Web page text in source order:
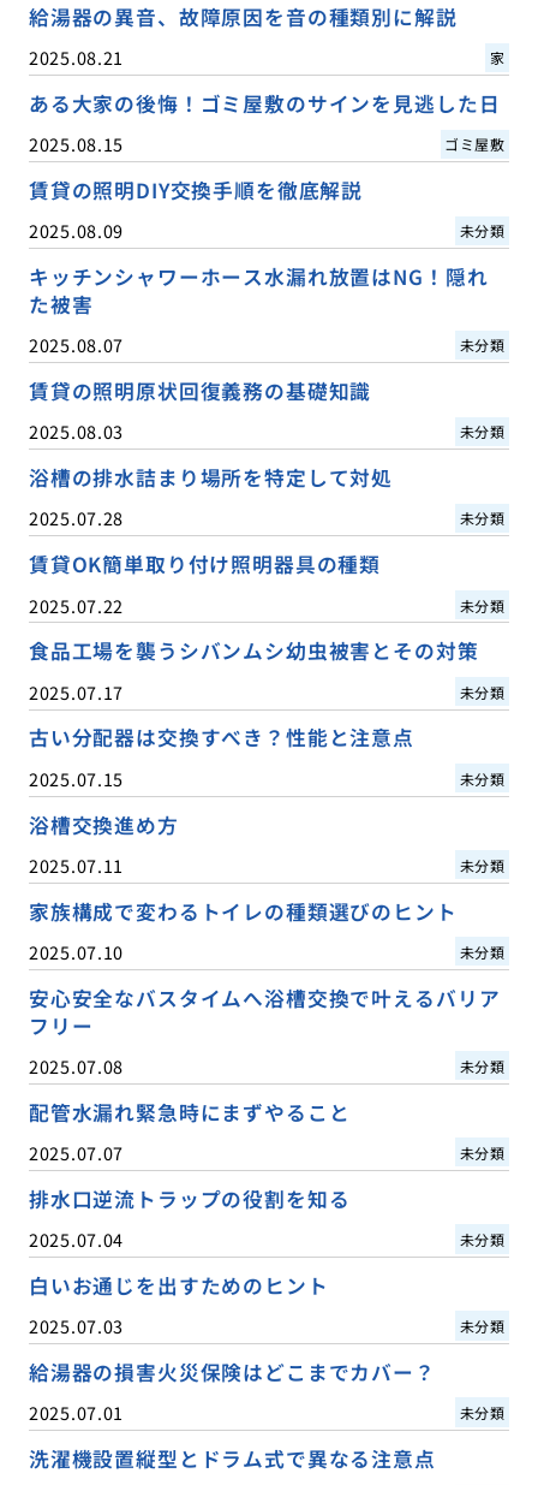
給湯器の異音、故障原因を音の種類別に解説
2025.08.21 家
ある大家の後悔！ゴミ屋敷のサインを見逃した日
2025.08.15 ゴミ屋敷
賃貸の照明DIY交換手順を徹底解説
2025.08.09 未分類
キッチンシャワーホース水漏れ放置はNG！隠れ
た被害
2025.08.07 未分類
賃貸の照明原状回復義務の基礎知識
2025.08.03 未分類
浴槽の排水詰まり場所を特定して対処
2025.07.28 未分類
賃貸OK簡単取り付け照明器具の種類
2025.07.22 未分類
食品工場を襲うシバンムシ幼虫被害とその対策
2025.07.17 未分類
古い分配器は交換すべき？性能と注意点
2025.07.15 未分類
浴槽交換進め方
2025.07.11 未分類
家族構成で変わるトイレの種類選びのヒント
2025.07.10 未分類
安心安全なバスタイムへ浴槽交換で叶えるバリア
フリー
2025.07.08 未分類
配管水漏れ緊急時にまずやること
2025.07.07 未分類
排水口逆流トラップの役割を知る
2025.07.04 未分類
白いお通じを出すためのヒント
2025.07.03 未分類
給湯器の損害火災保険はどこまでカバー？
2025.07.01 未分類
洗濯機設置縦型とドラム式で異なる注意点